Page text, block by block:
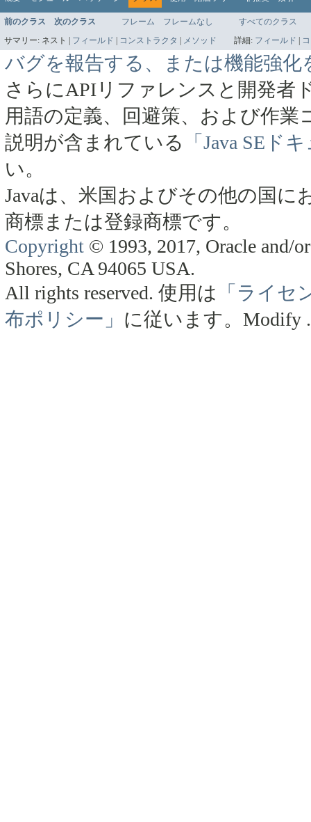
前のクラス 次のクラス フレーム フレームなし
すべてのクラス
サマリー: ネスト | フィールド | コンストラクタ | メソッド 詳細: フィールド |
バグを報告する、または機能強化
さらにAPIリファレンスと開発者
用語の定義、回避策、および作
説明が含まれている
「Java SEド
い。
Javaは、米国およびその他の国に
商標または登録商標です。
Copyright © 1993, 2017, Oracle and/
Shores, CA 94065 USA.
All rights reserved. 使用は 「ライセ
布ポリシー」 に従います。 Modify